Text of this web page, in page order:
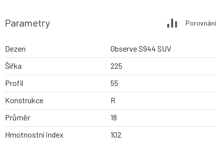
Parametry Porovnání
Dezen
Observe S944 SUV
Šířka
225
Profil
55
Konstrukce
R
Průměr
18
Hmotnostní index
102